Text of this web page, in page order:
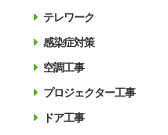
テレワーク
感染症対策
空調工事
プロジェクター工事
ドア工事